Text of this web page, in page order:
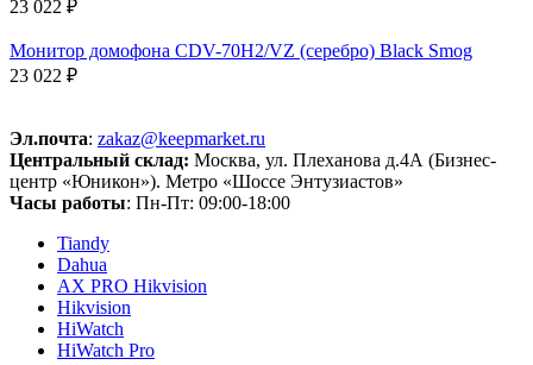
23 022 ₽
Монитор домофона CDV-70H2/VZ (серебро) Black Smog
23 022 ₽
Эл.почта: zakaz@keepmarket.ru
Центральный склад: Москва, ул. Плеханова д.4А (Бизнес-
центр «Юникон»). Метро «Шоссе Энтузиастов»
Часы работы: Пн-Пт: 09:00-18:00
Tiandy
Dahua
AX PRO Hikvision
Hikvision
HiWatch
HiWatch Pro